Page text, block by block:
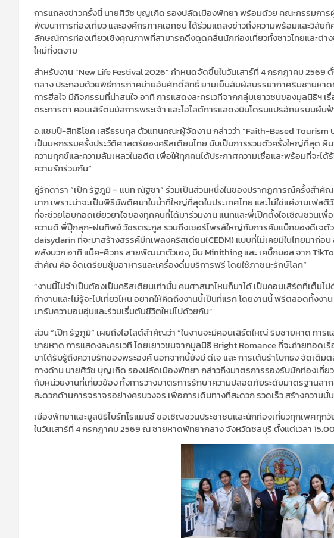
การแถลงข่าวครั้งนี้ นายศิวัช บุญเกิด รองปลัดเมืองพัทยา พร้อมด้วย คณะกรรมการ
พัฒนาการท่องเที่ยว และองค์กรภาคเอกชน ได้ร่วมแถลงข่าวถึงความพร้อมและวิสัย
ลักษณ์การท่องเที่ยวเชิงคุณภาพที่สามารถดึงดูดคลื่นนักท่องเที่ยวทั้งชาวไทยและต่า
ใหม่ที่งดงาม
สำหรับงาน “New Life Festival 2026” กำหนดจัดขึ้นในวันเสาร์ที่ 4 กรกฎาคม 2569
กลาง ประกอบด้วยพิธีการภาคบ่ายอันศักดิ์สิทธิ์ ยามเย็นสัมผัสบรรยากาศริมชายหาด
การฮีลใจ มีกิจกรรมที่น่าสนใจ อาทิ การแสดงละครเวทีจากกลุ่มเยาวชนของมูลนิธิฯ เรื่
ตระการตา คอนเสิร์ตนมัสการพระเจ้า และไฮไลต์การแสดงบินโดรนแปรอักษรบนผืน
อ.แชมป์-สิทธิโชค เสรีธรนกุล ตัวแทนคณะผู้จัดงาน กล่าวว่า “Faith-Based
เป็นมหกรรมครั้งประวัติศาสตร์ของคริสเตียนไทย นับเป็นการรวมตัวครั้งใหญ่ที่สุด
ความทุกข์และความล้มเหลวในอดีต เพื่อให้ทุกคนได้ประกาศความเชื่อและพร้อมที่จะไ
ความรักร่วมกัน”
คู่รักดารา “เป๊ก รัฐภูมิ – แนท ณัฐชา” ร่วมเป็นส่วนหนึ่งในของปรากฏการณ์ครั้งสำคั
มาก เพราะน่าจะเป็นพิธีบัพติศมาในน้ำที่ใหญ่ที่สุดในประเทศไทย และไม่ใช่แค่งานเฟส
ที่จะช่วยโอบกอดเยียวยาใจของทุกคนที่ได้มาร่วมงาน แนทและพี่เป๊กตั้งใจเชิญชวนเ
ความดี พี่ปุ๊กลุก-ฝนทิพย์ วัชรตระกูล รวมถึงเซอร์ไพรส์ใหญ่กับการคัมแบ็กของดีเจตัว
daisydarin ที่จะมาสร้างสรรค์บีทเพลงคริสเตียน(CEDM) แบบที่ไม่เคยมีในไทยมาก่
พลังบวก อาทิ แน็ค-ศิวกร สายพัฒนาตัวเอง, บีม Minithing และ เคบิ๊กบอส จาก
สำคัญ คือ จัดเตรียมซุ้มอาหารและเครื่องดื่มบริการฟรี โดยใช้ภาชนะรักษ์โลก”
“งานนี้ไม่จำเป็นต้องเป็นคริสเตียนเท่านั้น คนศาสนาไหนก็มาได้ เป็นคอนเสิร์ตที่เต็มไ
ทำงานและไม่รู้จะไปเที่ยวไหน อยากให้คิดถึงงานนี้เป็นที่แรก โดยงานนี้ ฟรีตลอดทั้งง
มารับความอบอุ่นและร่วมเริ่มต้นชีวิตใหม่ไปด้วยกัน”
ส่วน “เป๊ก รัฐภูมิ” เผยถึงไฮไลต์สำคัญว่า “ในงานจะมีคอนเสิร์ตใหญ่ ริมชายหาด ก
ชายหาด การแสดงละครเวที โดยเยาวชนจากมูลนิธิ Bright Romance ที่จะถ่ายทอดเ
มาได้รับรู้ถึงความรักของพระองค์ นอกจากนี้ยังมี ดีเจ และ การเต้นรำโบกธง จัดเต็ม
ทางด้าน นายศิวัช บุญเกิด รองปลัดเมืองพัทยา กล่าวถึงมาตรการรองรับนักท่องเที่ย
กับหน่วยงานที่เกี่ยวข้อง ทั้งการวางมาตรการรักษาความปลอดภัยระดับมาตรฐานสา
สะดวกด้านการจราจรอย่างครบวงจร เพื่อการเดินทางที่สะดวก รวดเร็ว สร้างความมั่
เมืองพัทยาและมูลนิธิไบร์ทโรแมนซ์ ขอเชิญชวนประชาชนและนักท่องเที่ยวทุกเพศ
ในวันเสาร์ที่ 4 กรกฎาคม 2569 ณ ชายหาดพัทยากลาง จังหวัดชลบุรี ตั้งแต่เวลา